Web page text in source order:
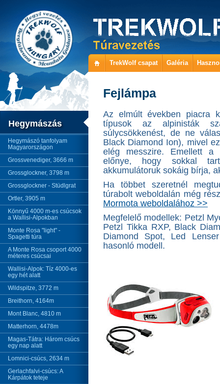
TrekWolf csapat Galéria
Hegymászás
Hegymászó tanfolyam
Magyarországon
Grossvenediger, 3666 m
Grossglockner, 3798 m
Grossglockner - Stüdlgrat
Ortler, 3905 m
Könnyű 4000 m-es csúcsok
a Wallisi-Alpokban
Monte Rosa "light" -
Spagetti túra
A Monte Rosa csoport 4000
méteres csúcsai
Wallisi-Alpok: Tíz 4000-es
egy hét alatt
Wildspitze, 3772 m
Breithorn, 4164m
Mont Blanc, 4810 m
Matterhorn, 4478m
Magas-Tátra: Három csúcs
egy nap alatt
Lomnici-csúcs, 2634 m
Gerlachfalvi-csúcs: A
Kárpátok teteje
Fejlámpa
Az elmúlt években piacra
típusok az alpinisták
súlycsökkenést, de ne
Black Diamond Ion), mivel
elég messzire. Emellett a
előnye, hogy sokkal
akkumulátoruk sokáig bírja,
Ha többet szeretnél
túrabolt weboldalán még
Mormota weboldalához >>
Megfelelő modellek: Petzl
Petzl Tikka RXP, Black
Diamond Spot, Led
hasonló modell.